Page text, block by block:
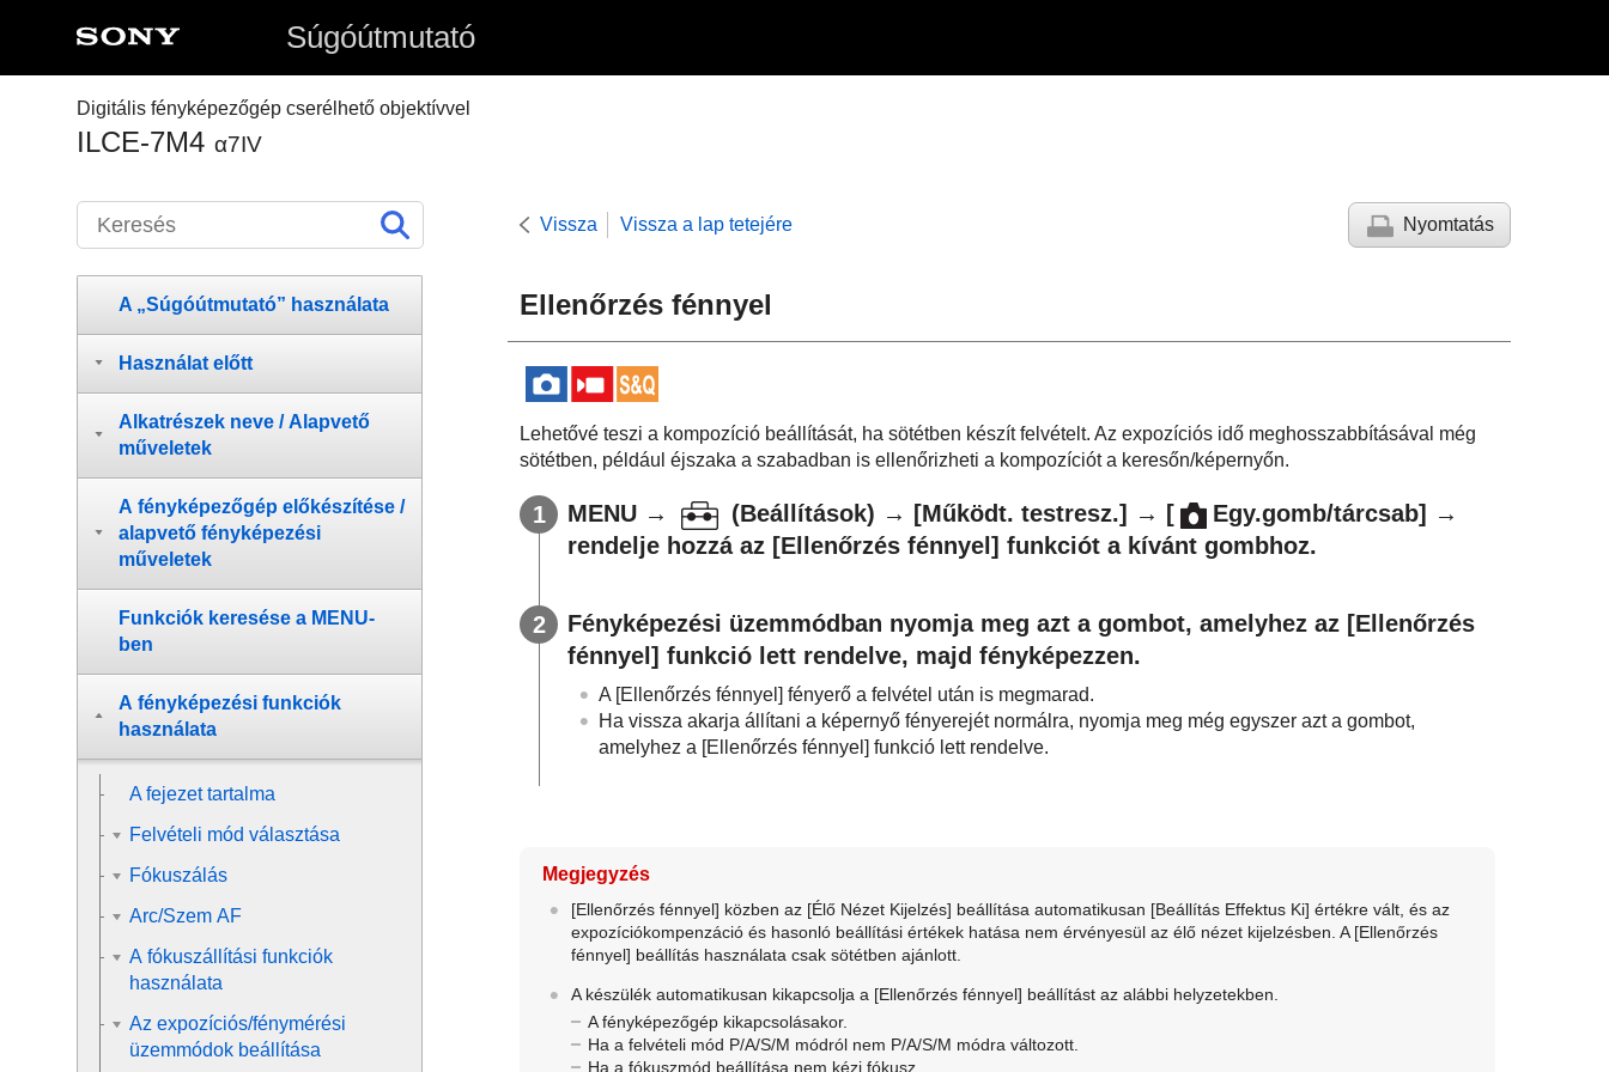
Súgóútmutató
Digitális fényképezőgép cserélhető objektívvel
ILCE-7M4 α7IV
Vissza Vissza a lap tetejére Nyomtatás
Ellenőrzés fénnyel
Lehetővé teszi a kompozíció beállítását, ha sötétben készít felvételt. Az expozíciós idő meghosszabbításával még
sötétben, például éjszaka a szabadban is ellenőrizheti a kompozíciót a keresőn/képernyőn.
MENU → (Beállítások) → [Működt. testresz.] → [ Egy.gomb/tárcsab]
→
rendelje hozzá az [Ellenőrzés fénnyel] funkciót a kívánt gombhoz.
Fényképezési üzemmódban nyomja meg azt a gombot, amelyhez az [Ellenőrzés
fénnyel] funkció lett rendelve, majd fényképezzen.
A [Ellenőrzés fénnyel] fényerő a felvétel után is megmarad.
Ha vissza akarja állítani a képernyő fényerejét normálra, nyomja meg még egyszer azt a gombot,
amelyhez a [Ellenőrzés fénnyel] funkció lett rendelve.
Megjegyzés
[Ellenőrzés fénnyel] közben az [Élő Nézet Kijelzés] beállítása automatikusan [Beállítás Effektus Ki] értékre vált, és az
expozíciókompenzáció és hasonló beállítási értékek hatása nem érvényesül az élő nézet kijelzésben. A [Ellenőrzés
fénnyel] beállítás használata csak sötétben ajánlott.
A készülék automatikusan kikapcsolja a [Ellenőrzés fénnyel] beállítást az alábbi helyzetekben.
A fényképezőgép kikapcsolásakor.
Ha a felvételi mód P/A/S/M módról nem P/A/S/M módra változott.
Ha a fókuszmód beállítása nem kézi fókusz
A „Súgóútmutató” használata
Használat előtt
Alkatrészek neve / Alapvető
műveletek
A fényképezőgép előkészítése /
alapvető fényképezési
műveletek
Funkciók keresése a MENU-
ben
A fényképezési funkciók
használata
A fejezet tartalma
Felvételi mód választása
Fókuszálás
Arc/Szem AF
A fókuszállítási funkciók
használata
Az expozíciós/fénymérési
üzemmódok beállítása